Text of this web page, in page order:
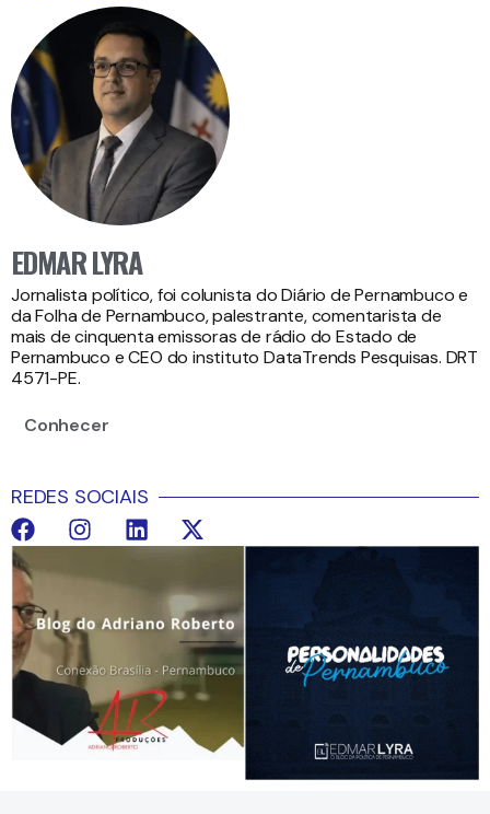
EDMAR LYRA
Jornalista político, foi colunista do Diário de Pernambuco e
da Folha de Pernambuco, palestrante, comentarista de
mais de cinquenta emissoras de rádio do Estado de
Pernambuco e CEO do instituto DataTrends Pesquisas. DRT
4571-PE.
Conhecer
REDES SOCIAIS